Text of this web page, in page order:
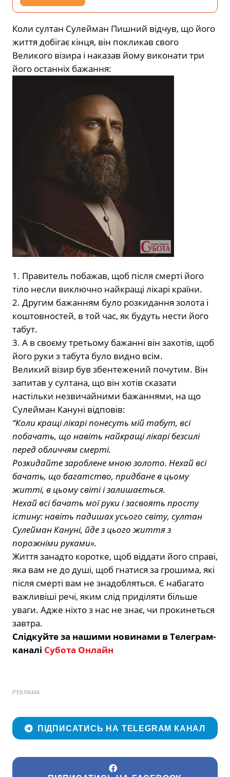
Коли султан Сулейман Пишний відчув, що його
життя добігає кінця, він покликав свого
Великого візира і наказав йому виконати три
його останніх бажання:
1. Правитель побажав, щоб після смерті його
тіло несли виключно найкращі лікарі країни.
2. Другим бажанням було розкидання золота і
коштовностей, в той час, як будуть нести його
табут.
3. А в своєму третьому бажанні він захотів, щоб
його руки з табута було видно всім.
Великий візир був збентежений почутим. Він
запитав у султана, що він хотів сказати
настільки незвичайними бажаннями, на що
Сулейман Кануні відповів:
“Коли кращі лікарі понесуть мій табут, всі
побачать, що навіть найкращі лікарі безсилі
перед обличчям смерті.
Розкидайте зароблене мною золото. Нехай всі
бачать, що багатство, придбане в цьому
житті, в цьому світі і залишається.
Нехай всі бачать мої руки і засвоять просту
істину: навіть падишах усього світу, султан
Сулейман Кануні, йде з цього життя з
порожніми руками».
Життя занадто коротке, щоб віддати його справі,
яка вам не до душі, щоб гнатися за грошима, які
після смерті вам не знадобляться. Є набагато
важливіші речі, яким слід приділяти більше
уваги. Адже ніхто з нас не знає, чи прокинеться
завтра.
Слідкуйте за нашими новинами в Телеграм-
каналі Субота Онлайн
РЕКЛАМА
ПІДПИСАТИСЬ НА TELEGRAM КАНАЛ